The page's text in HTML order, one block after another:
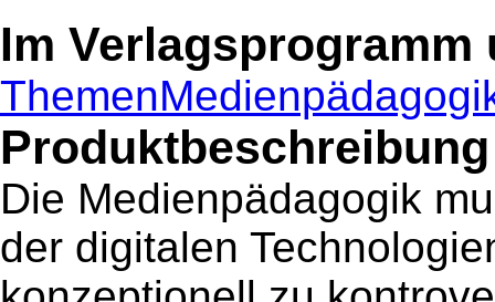
Im Verlagsprogramm
Themen
Produktbeschreibung
Die Medienpädagogik
der digitalen